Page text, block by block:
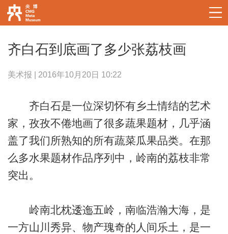
齐白石到底画了多少张荔枝画
美术报 | 2016年10月20日 10:22
齐白石是一位深切怀有乡土情结的艺术
家，孜孜不倦地画了很多蔬果题材，几乎涵
盖了我们所熟知的所有蔬菜瓜果品类。在那
么多水果题材作品序列中，岭南的荔枝非常
突出。
岭南北枕逶迤五岭，南临浩瀚大海，是
一方山川秀异、物产瑰奇的人间乐土，是一